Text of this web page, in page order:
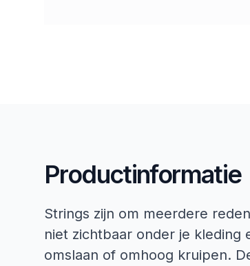
Productinformatie
Strings zijn om meerdere
niet zichtbaar onder je kleding
omslaan of omhoog kruipen.